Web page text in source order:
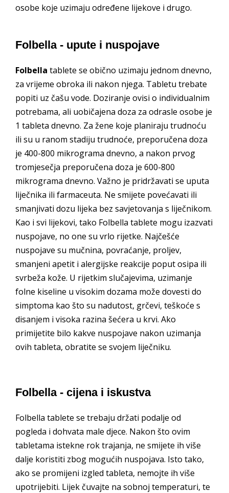
osobe koje uzimaju određene lijekove i drugo.
Folbella - upute i nuspojave
Folbella tablete se obično uzimaju jednom dnevno,
za vrijeme obroka ili nakon njega. Tabletu trebate
popiti uz čašu vode. Doziranje ovisi o individualnim
potrebama, ali uobičajena doza za odrasle osobe je
1 tableta dnevno. Za žene koje planiraju trudnoću
ili su u ranom stadiju trudnoće, preporučena doza
je 400-800 mikrograma dnevno, a nakon prvog
tromjesečja preporučena doza je 600-800
mikrograma dnevno. Važno je pridržavati se uputa
liječnika ili farmaceuta. Ne smijete povećavati ili
smanjivati dozu lijeka bez savjetovanja s liječnikom.
Kao i svi lijekovi, tako Folbella tablete mogu izazvati
nuspojave, no one su vrlo rijetke. Najčešće
nuspojave su mučnina, povraćanje, proljev,
smanjeni apetit i alergijske reakcije poput osipa ili
svrbeža kože. U rijetkim slučajevima, uzimanje
folne kiseline u visokim dozama može dovesti do
simptoma kao što su nadutost, grčevi, teškoće s
disanjem i visoka razina šećera u krvi. Ako
primijetite bilo kakve nuspojave nakon uzimanja
ovih tableta, obratite se svojem liječniku.
Folbella - cijena i iskustva
Folbella tablete se trebaju držati podalje od
pogleda i dohvata male djece. Nakon što ovim
tabletama istekne rok trajanja, ne smijete ih više
dalje koristiti zbog mogućih nuspojava. Isto tako,
ako se promijeni izgled tableta, nemojte ih više
upotrijebiti. Lijek čuvajte na sobnoj temperaturi, te